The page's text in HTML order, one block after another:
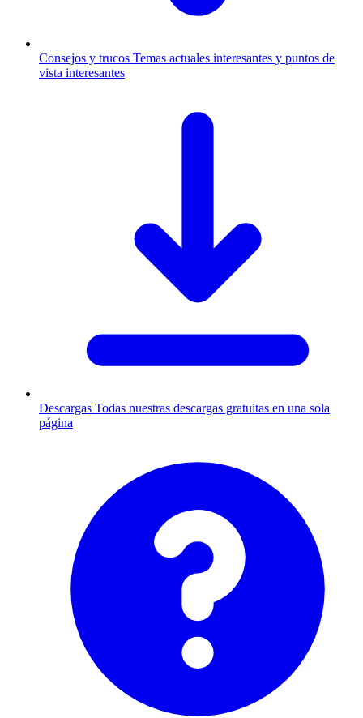
Consejos y trucos Temas actuales interesantes y puntos de
vista interesantes
Descargas Todas nuestras descargas gratuitas en una sola
página